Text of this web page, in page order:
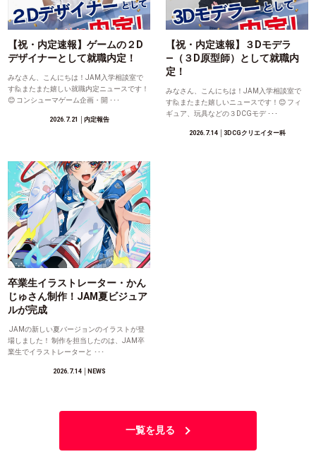
【祝・内定速報】ゲームの２D
デザイナーとして就職内定！
みなさん、こんにちは！JAM入学相談室で
す🙋またまた嬉しい就職内定ニュースです！
😊 コンシューマゲーム企画・開 ･･･
2026.7.21 │内定報告
【祝・内定速報】３Dモデラ
―（３D原型師）として就職内
定！
みなさん、こんにちは！JAM入学相談室で
す🙋またまた嬉しいニュースです！😊 フィ
ギュア、玩具などの３DCGモデ ･･･
2026.7.14│3DCGクリエイター科
卒業生イラストレーター・かん
じゅさん制作！JAM夏ビジュア
ルが完成
JAMの新しい夏バージョンのイラストが登
場しました！ 制作を担当したのは、JAM卒
業生でイラストレーターと ･･･
2026.7.14│NEWS
一覧を見る